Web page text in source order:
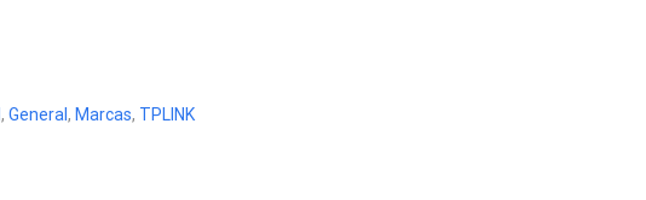
, General , Marcas, TPLINK